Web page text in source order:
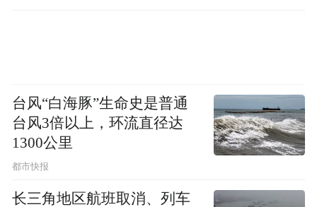
台风“白海豚”生命史是普通
台风3倍以上，环流直径达
1300公里
都市快报
长三角地区航班取消、列车